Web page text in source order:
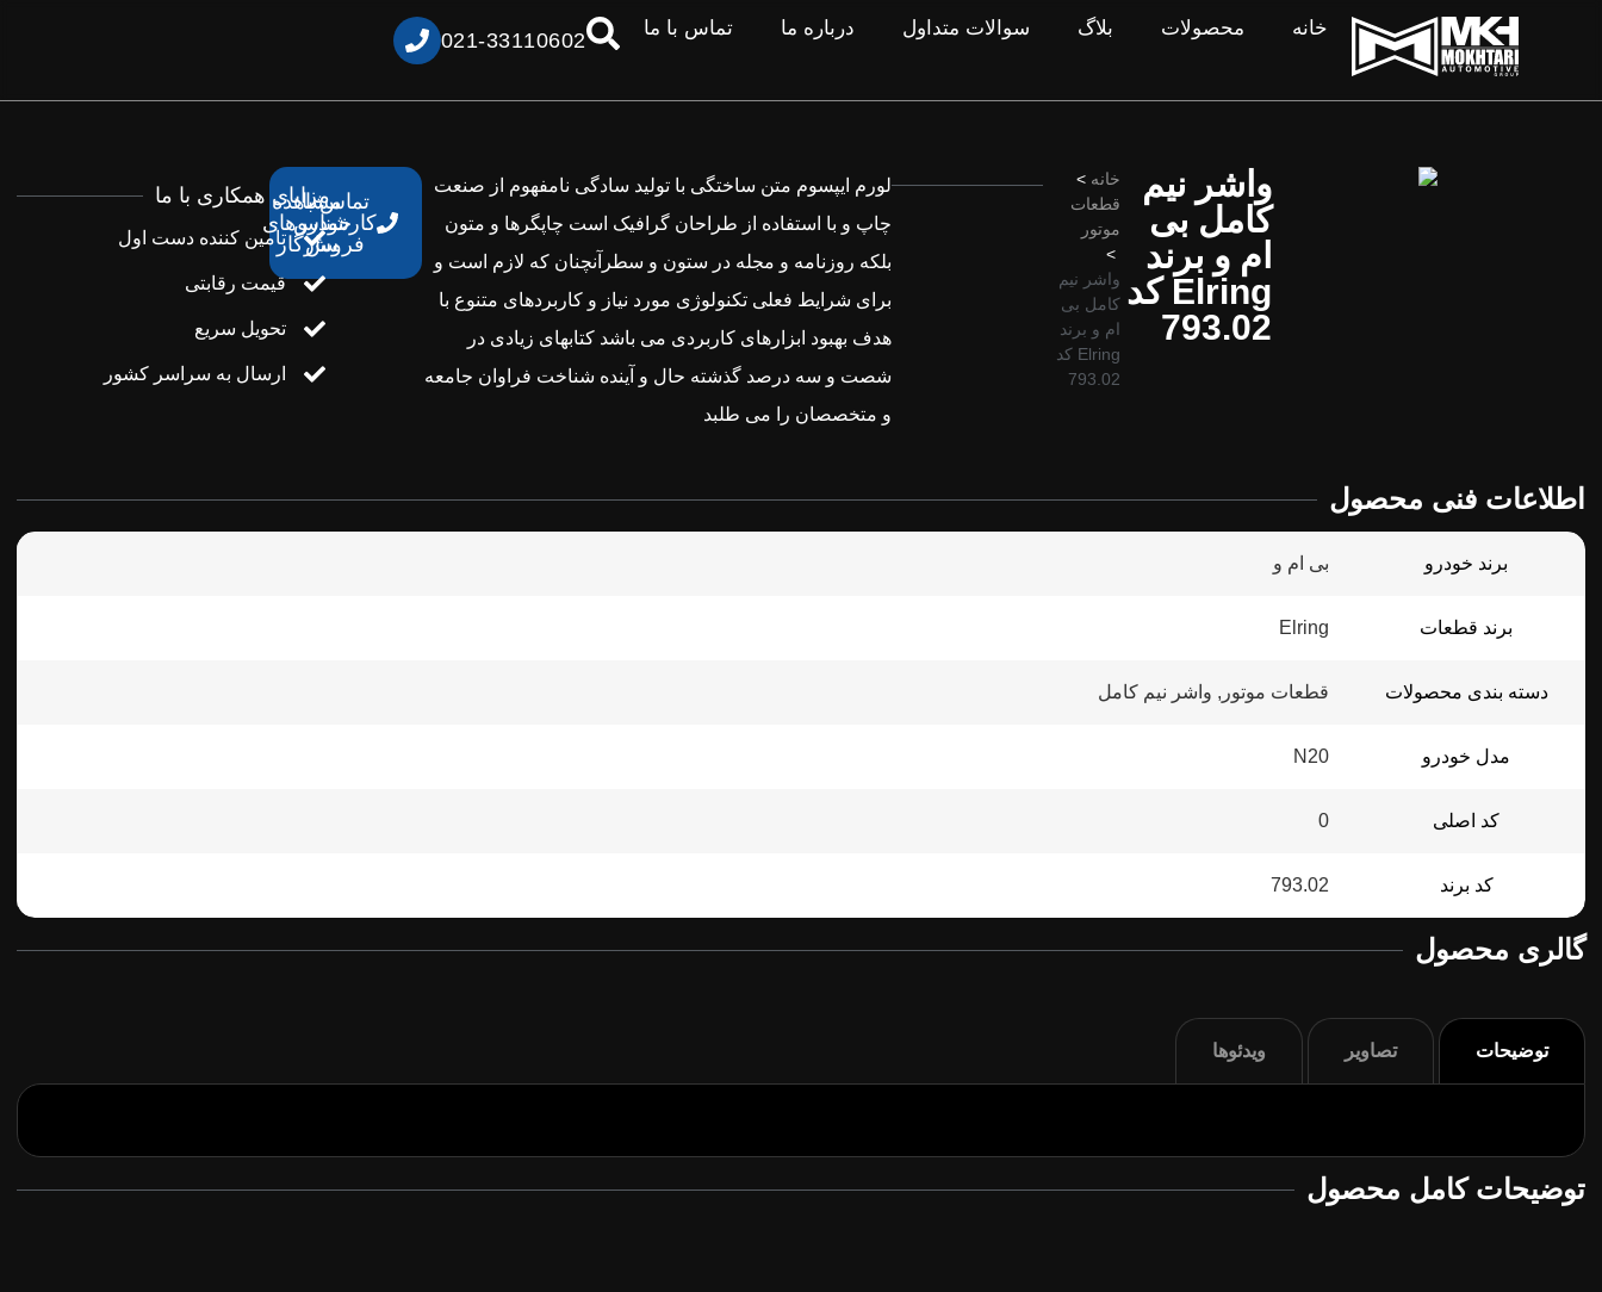
خانه محصولات بلاگ سوالات متداول درباره ما تماس با ما 021-33110602
واشر نیم
کامل بی
ام و برند
Elring کد
793.02
خانه >
قطعات
موتور
>
واشر نیم
کامل بی
ام و برند
Elring کد
793.02
لورم ایپسوم متن ساختگی با تولید سادگی نامفهوم از صنعت
چاپ و با استفاده از طراحان گرافیک است چاپگرها و متون
بلکه روزنامه و مجله در ستون و سطرآنچنان که لازم است و
برای شرایط فعلی تکنولوژی مورد نیاز و کاربردهای متنوع با
هدف بهبود ابزارهای کاربردی می باشد کتابهای زیادی در
شصت و سه درصد گذشته حال و آینده شناخت فراوان جامعه
و متخصصان را می طلبد
تماس با
کارشناس
فروش
مشاهده
خودروهای
سازگار
مزایای همکاری با ما
تامین کننده دست اول
قیمت رقابتی
تحویل سریع
ارسال به سراسر کشور
اطلاعات فنی محصول
برند خودرو بی ام و
برند قطعات Elring
دسته بندی محصولات قطعات موتور, واشر نیم کامل
مدل خودرو N20
کد اصلی 0
کد برند 793.02
گالری محصول
توضیحات تصاویر ویدئوها
توضیحات کامل محصول